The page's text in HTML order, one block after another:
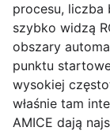
procesu, liczba
szybko widzą
obszary
punktu
wysokiej
właśnie tam
AMICE dają